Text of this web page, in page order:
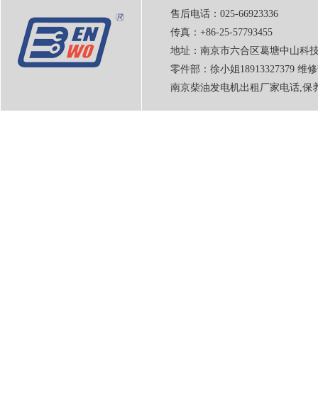
售后电话：025-66923336
传真：+86-25-57793455
地址：南京市六合区葛塘中山科
零件部：徐小姐18913327379 维
南京柴油发电机出租厂家电话,保